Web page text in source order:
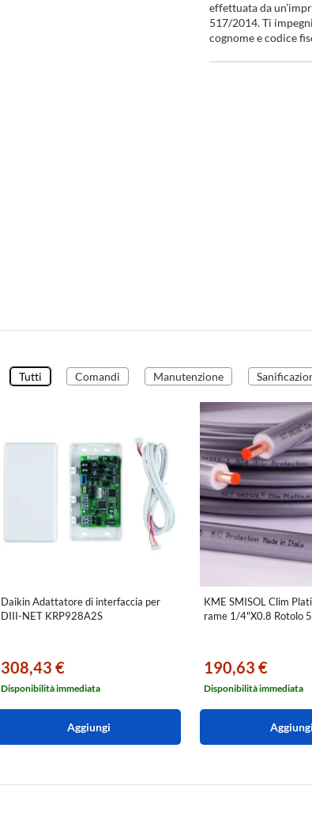
effettuata da
517/2014. Ti
cognome e codice
Tutti Comandi Manutenzione
Daikin Adattatore di interfaccia per
DIII-NET KRP928A2S
308,43 €
Disponibilità immediata
Aggiungi
KME SMISOL Clim
rame 1/4"X0.8 Rotolo
190,63 €
Disponibilità immediata
Aggiungi